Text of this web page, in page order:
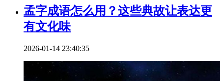
孟字成语怎么用？这些典故让表达更
有文化味
2026-01-14 23:40:35